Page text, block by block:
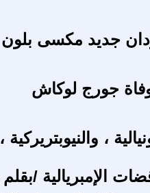
سودان جديد مكسى
،
الإمبريالية /